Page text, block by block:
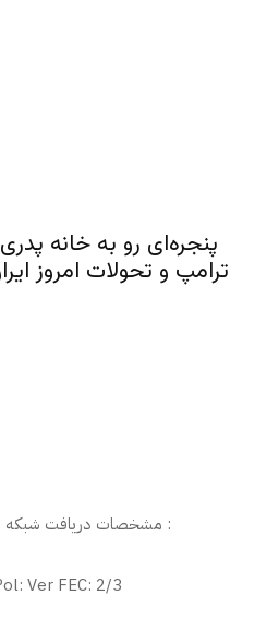
پنجره‌ای رو به خانه
ترامپ و تحولات امروز ایران | ۱۳ مرداد /
مشخصات دریافت شبکه ایران فردا در ماهواره ترکمنعالم :
Ver FEC: 2/3